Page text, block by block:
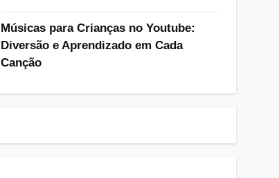
Músicas para Crianças no Youtube:
Diversão e Aprendizado em Cada
Canção